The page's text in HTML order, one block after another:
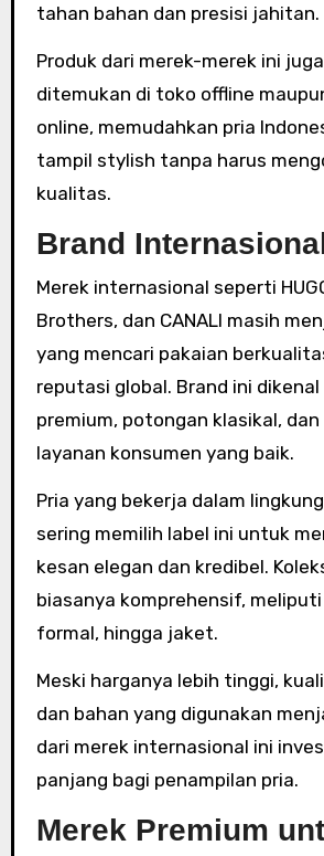
tahan bahan dan presisi jahitan.
Produk dari merek-merek ini
ditemukan di toko offline
online, memudahkan pria
tampil stylish tanpa harus
kualitas.
Brand
Merek internasional seperti
Brothers, dan CANALI masih
yang mencari pakaian
reputasi global. Brand ini
premium, potongan klasikal,
layanan konsumen yang baik.
Pria yang bekerja dalam
sering memilih label ini untuk
kesan elegan dan kredibel.
biasanya komprehensif,
formal, hingga jaket.
Meski harganya lebih tinggi,
dan bahan yang digunakan
dari merek internasional ini
panjang bagi penampilan pria.
Merek Premium